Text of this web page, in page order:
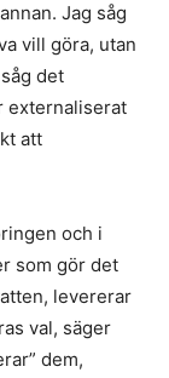
Jag såg
vill göra, utan
det
externaliserat
att
och i
som gör det
levererar
val, säger
dem,